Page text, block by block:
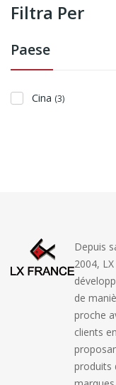
Filtra Per
Paese
Cina (3)
Depuis
2004, LX
de
proche
clients
produits